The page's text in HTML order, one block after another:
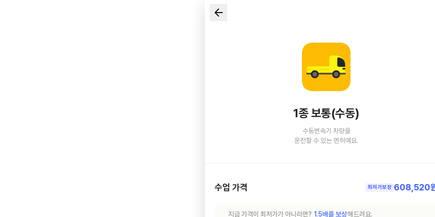
1종 보통(수동)
수동변속기 차량을
운전할 수 있는 면허예요.
수업 가격 최저가보장 608,520
지금 가격이 최저가가 아니라면? 1.5배를 보상해드려요.